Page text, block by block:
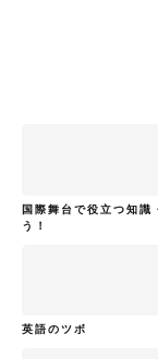
国際舞台で役立つ知識
う！
英語のツボ